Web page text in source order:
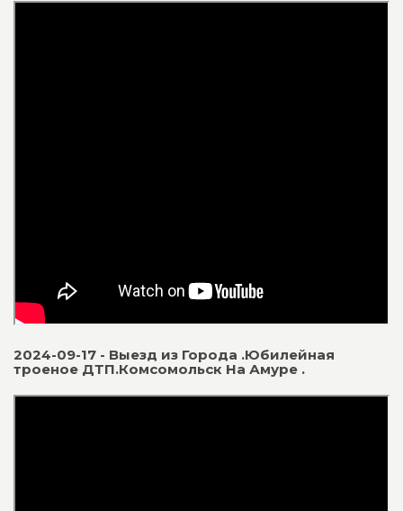
2024-09-17 - Выезд из Города .Юбилейная
троеное ДТП.Комсомольск На Амуре .